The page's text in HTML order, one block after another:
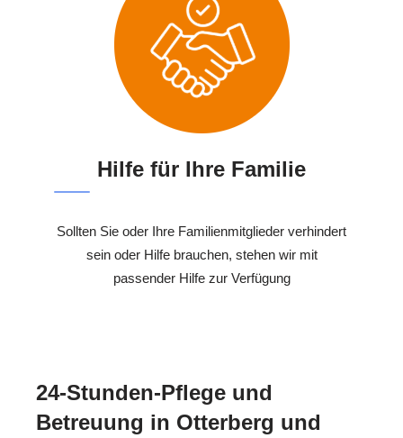
Hilfe für Ihre Familie
Sollten Sie oder Ihre Familienmitglieder verhindert
sein oder Hilfe brauchen, stehen wir mit
passender Hilfe zur Verfügung
24-Stunden-Pflege und
Betreuung in Otterberg und